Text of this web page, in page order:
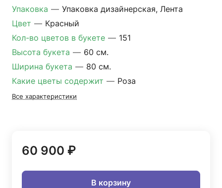
Упаковка — Упаковка дизайнерская, Лента
Цвет — Красный
Кол-во цветов в букете — 151
Высота букета — 60 см.
Ширина букета — 80 см.
Какие цветы содержит — Роза
Все характеристики
60 900 ₽
В корзину